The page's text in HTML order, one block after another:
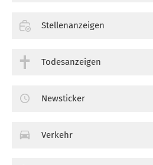
Stellenanzeigen
Todesanzeigen
Newsticker
Verkehr